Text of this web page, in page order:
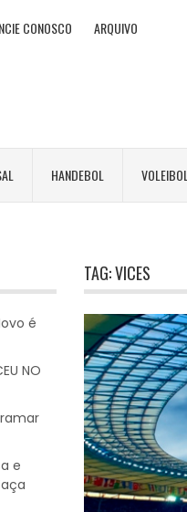
CONOSCO ARQUIVO
HANDEBOL VOLEIBOL
é
NO
e
TAG:VICES